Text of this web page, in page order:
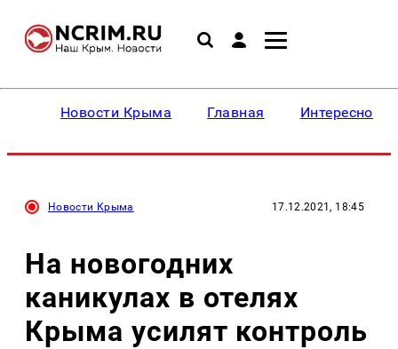
Новости Крыма Главная Интересное
Новости Крыма 17.12.2021, 18:45
На новогодних
каникулах в отелях
Крыма усилят контроль